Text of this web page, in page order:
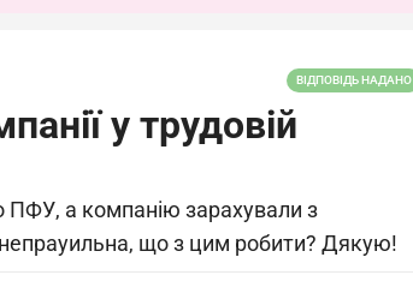
ВІДПОВІДЬ НАДАНО
у трудовій
ПФУ, а компанію зарахували з
що з цим робити? Дякую!